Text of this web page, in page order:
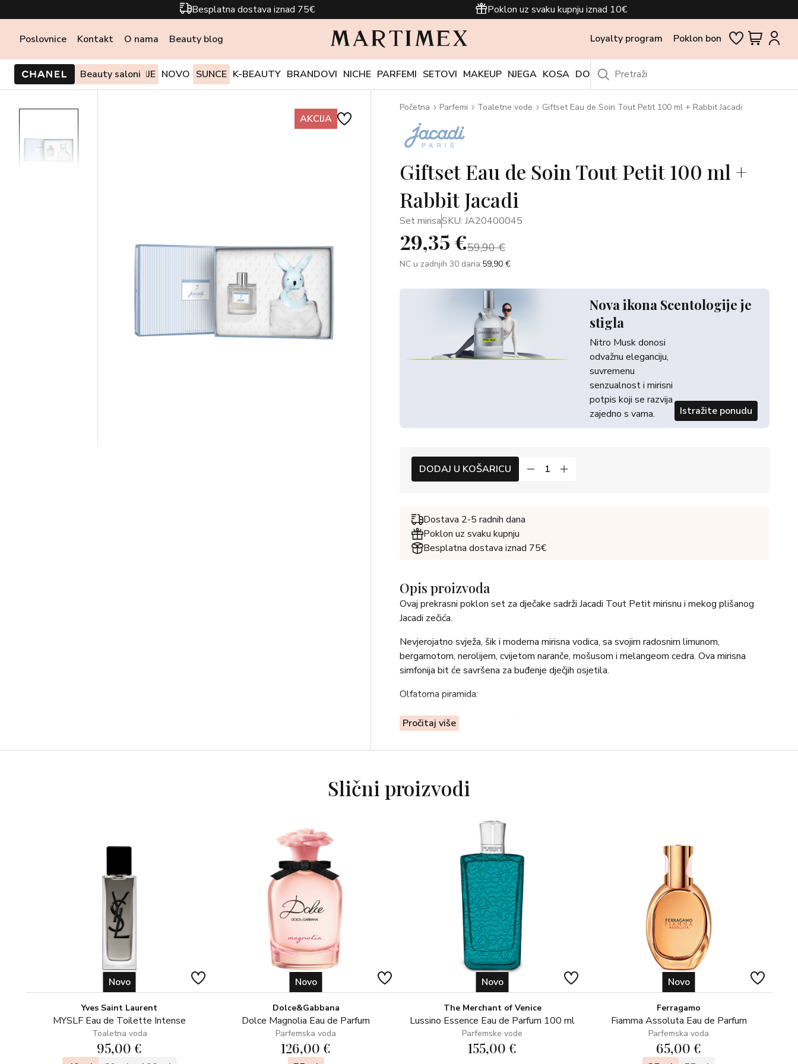
Besplatna dostava iznad 75€ Poklon uz svaku kupnju iznad 10€
Poslovnice Kontakt O nama Beauty blog Loyalty program Poklon bon
Beauty saloni
PONUDE I AKCIJE NOVO SUNCE K-BEAUTY BRANDOVI NICHE PARFEMI SETOVI MAKEUP NJEGA KOSA DODACI OUTLET
AKCIJA
Početna Parfemi Toaletne vode Giftset Eau de Soin Tout Petit 100 ml + Rabbit Jacadi
Giftset Eau de Soin Tout Petit 100 ml +
Rabbit Jacadi
Set mirisaSKU: JA20400045
29,35 €59,90 €
NC u zadnjih 30 dana:59,90 €
Nova ikona Scentologije je
stigla
Nitro Musk donosi
odvažnu eleganciju,
suvremenu
senzualnost i mirisni
potpis koji se razvija
zajedno s vama.
Istražite ponudu
DODAJ U KOŠARICU
Dostava 2-5 radnih dana
Poklon uz svaku kupnju
Besplatna dostava iznad 75€
Opis proizvoda
Ovaj prekrasni poklon set za dječake sadrži Jacadi Tout Petit mirisnu i mekog plišanog
Jacadi zečića.
Nevjerojatno svježa, šik i moderna mirisna vodica, sa svojim radosnim limunom,
bergamotom, nerolijem, cvijetom naranče, mošusom i melangeom cedra. Ova mirisna
simfonija bit će savršena za buđenje dječjih osjetila.
Olfatorna piramida:
Glavne note: brazilska naranča, limun, neroli
Note srca: Granny Smith akord, marokanski cvjetovi naranče
Pročitaj više
Slični proizvodi
Novo
Yves Saint Laurent
MYSLF Eau de Toilette Intense
Toaletna voda
95,00 €
Novo
Dolce&Gabbana
Dolce Magnolia Eau de Parfum
Parfemska voda
126,00 €
Novo
The Merchant of Venice
Lussino Essence Eau de Parfum 100 ml
Parfemske vode
155,00 €
Novo
Ferragamo
Fiamma Assoluta Eau de Parfum
Parfemska voda
65,00 €